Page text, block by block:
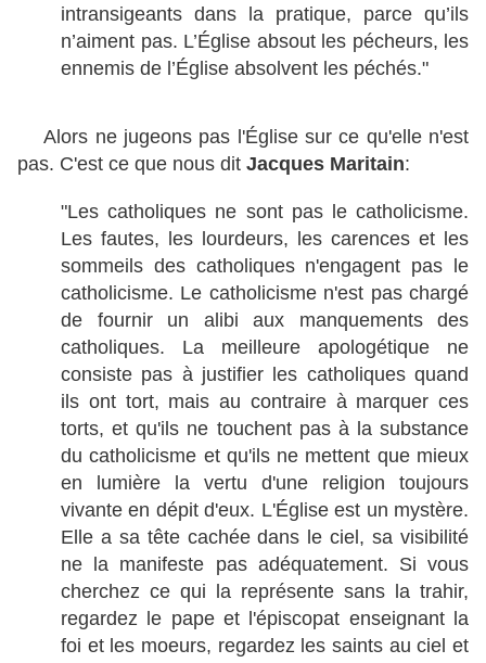
intransigeants dans la pratique, parce qu’ils
n’aiment pas. L’Église absout les pécheurs, les
ennemis de l’Église absolvent les péchés."
Alors ne jugeons pas l'Église sur ce qu'elle n'est
pas. C'est ce que nous dit Jacques Maritain:
"Les catholiques ne sont pas le catholicisme.
Les fautes, les lourdeurs, les carences et les
sommeils des catholiques n'engagent pas le
catholicisme. Le catholicisme n'est pas chargé
de fournir un alibi aux manquements des
catholiques. La meilleure apologétique ne
consiste pas à justifier les catholiques quand
ils ont tort, mais au contraire à marquer ces
torts, et qu'ils ne touchent pas à la substance
du catholicisme et qu'ils ne mettent que mieux
en lumière la vertu d'une religion toujours
vivante en dépit d'eux. L'Église est un mystère.
Elle a sa tête cachée dans le ciel, sa visibilité
ne la manifeste pas adéquatement. Si vous
cherchez ce qui la représente sans la trahir,
regardez le pape et l'épiscopat enseignant la
foi et les moeurs, regardez les saints au ciel et